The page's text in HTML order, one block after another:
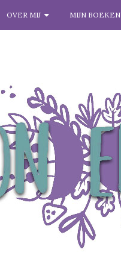
OVER MIJ MIJN BOEKEN